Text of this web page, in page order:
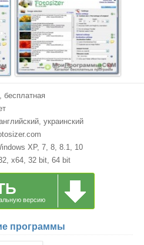
бесплатная
украинский
XP, 7, 8, 8.1, 10
x64, 32 bit, 64 bit
версию
программы